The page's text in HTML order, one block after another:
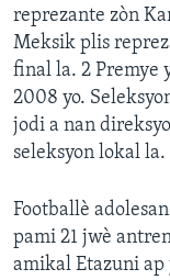
Languages
reprezante zòn
Meksik plis
final la. 2 Premye
2008 yo.
jodi a nan
seleksyon lokal la.
Footballè
pami 21 jwè
amikal Etazuni